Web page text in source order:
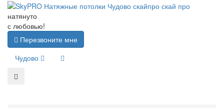
натянуто
с любовью!
Перезвоните мне
Чудово